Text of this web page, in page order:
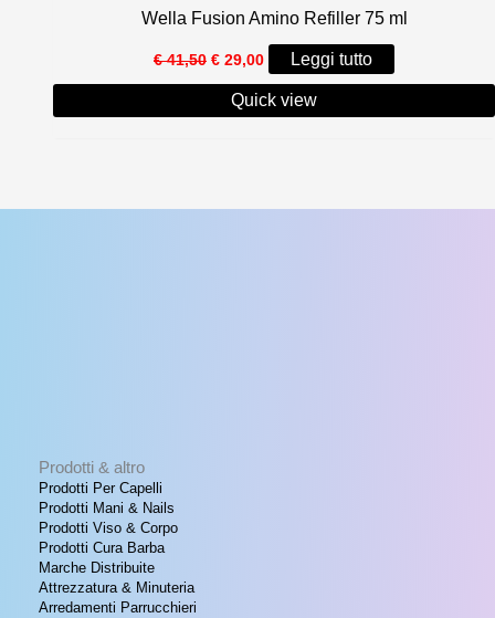
Wella Fusion Amino Refiller 75 ml
€41,50 Il
prezzo
originale
era:
€ 29,00 Il
prezzo
attuale
è:
Leggi tutto
Quick view
Prodotti & altro
Prodotti Per Capelli
Prodotti Mani & Nails
Prodotti Viso & Corpo
Prodotti Cura Barba
Marche Distribuite
Attrezzatura & Minuteria
Arredamenti Parrucchieri